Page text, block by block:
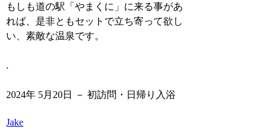
もしも道の駅「やまくに」に来る事があ
れば、是非ともセットで立ち寄って欲し
い、素敵な温泉です。
.
2024年 5月20日 － 初訪問・日帰り入浴
Jake